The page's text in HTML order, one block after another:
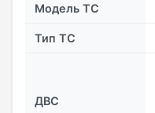
Модель ТС
Тип ТС
ДВС